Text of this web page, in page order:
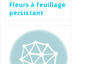
Fleurs à feuillage
persistant